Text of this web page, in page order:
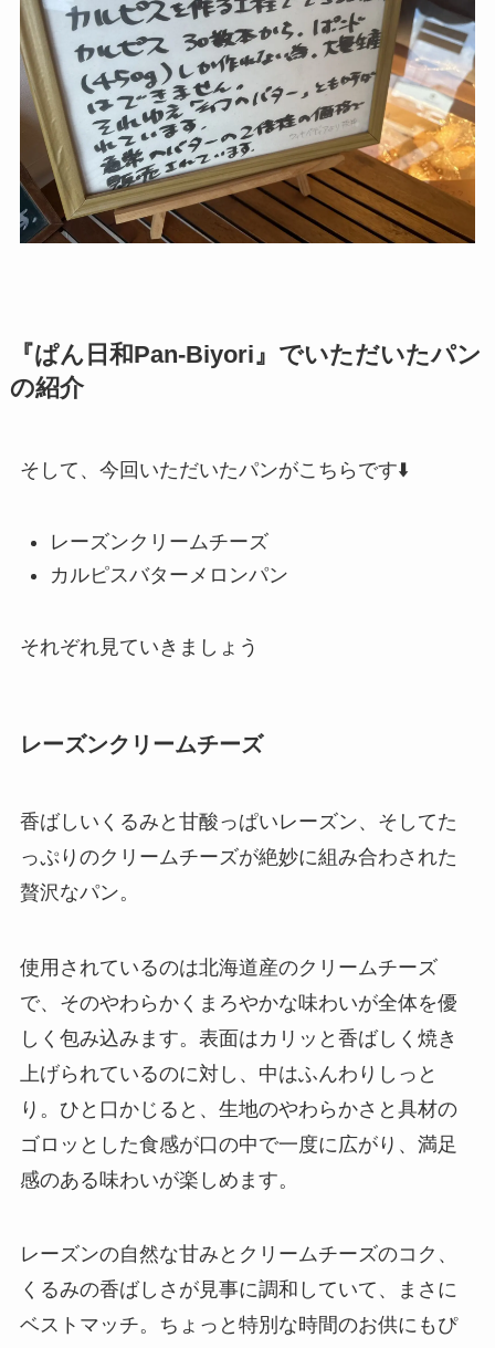
『ぱん日和Pan-Biyori』でいただいたパン
の紹介
そして、今回いただいたパンがこちらです⬇️
レーズンクリームチーズ
カルピスバターメロンパン
それぞれ見ていきましょう
レーズンクリームチーズ
香ばしいくるみと甘酸っぱいレーズン、そしてた
っぷりのクリームチーズが絶妙に組み合わされた
贅沢なパン。
使用されているのは北海道産のクリームチーズ
で、そのやわらかくまろやかな味わいが全体を優
しく包み込みます。表面はカリッと香ばしく焼き
上げられているのに対し、中はふんわりしっと
り。ひと口かじると、生地のやわらかさと具材の
ゴロッとした食感が口の中で一度に広がり、満足
感のある味わいが楽しめます。
レーズンの自然な甘みとクリームチーズのコク、
くるみの香ばしさが見事に調和していて、まさに
ベストマッチ。ちょっと特別な時間のお供にもぴ